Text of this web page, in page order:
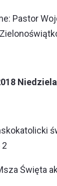
Pastor
Niedziela
Święta